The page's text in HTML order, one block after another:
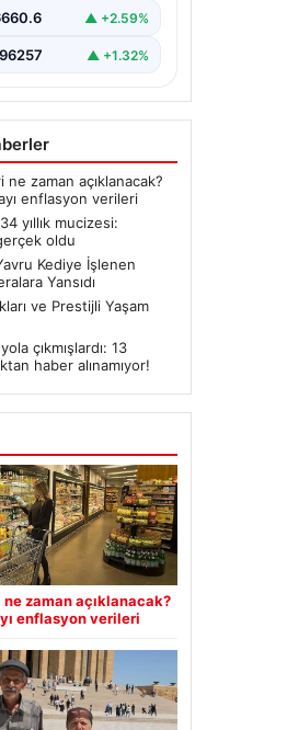
▲ +2.59%
▲ +1.32%
zaman açıklanacak?
enflasyon verileri
yıllık mucizesi:
oldu
Kediye İşlenen
Yansıdı
ve Prestijli Yaşam
çıkmışlardı: 13
haber alınamıyor!
zaman açıklanacak?
enflasyon verileri